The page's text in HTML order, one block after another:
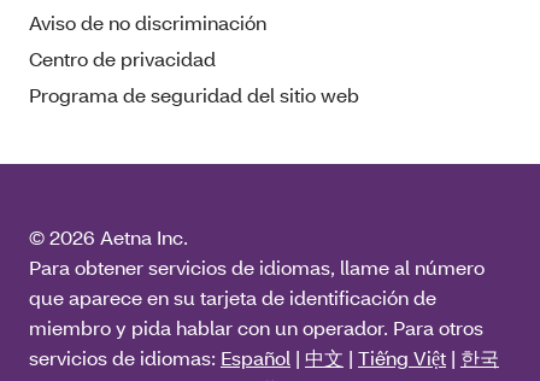
Aviso de no discriminación
Centro de privacidad
Programa de seguridad del sitio web
© 2026 Aetna Inc.
Para obtener servicios de idiomas, llame al número
que aparece en su tarjeta de identificación de
miembro y pida hablar con un operador. Para otros
servicios de idiomas: Español | 中文 | Tiếng Việt | 한국